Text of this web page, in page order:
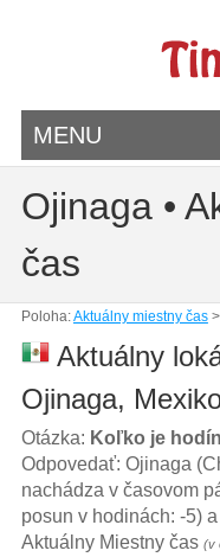
MENU
Ojinaga •
čas
Poloha:Aktuálny miestny čas>
Aktuálny
Ojinaga,
Otázka: Koľko je
Odpovedať: Ojinaga
nachádza v časovom
posun v hodinách: -5)
Aktuálny Miestny čas (v